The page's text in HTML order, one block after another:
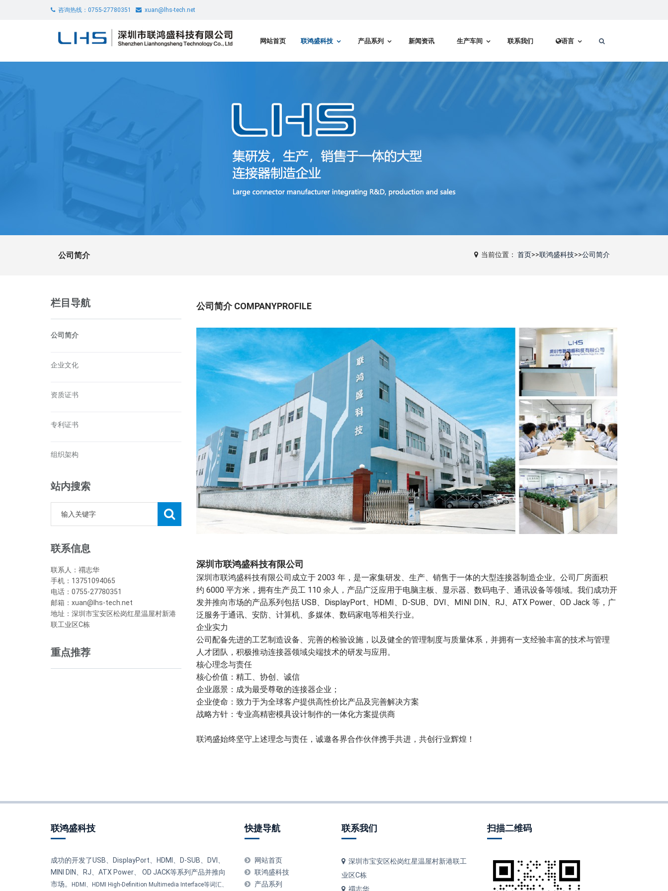
咨询热线：0755-27780351 xuan@lhs-tech.net
网站首页 联鸿盛科技 产品系列 新闻资讯 生产车间 联系我们 语言
公司简介 当前位置： 首页>>联鸿盛科技>>公司简介
栏目导航
公司简介
企业文化
资质证书
专利证书
组织架构
站内搜索
联系信息
联系人：禤志华
手机：13751094065
电话：0755-27780351
邮箱：xuan@lhs-tech.net
地址：深圳市宝安区松岗红星温屋村新港
联工业区C栋
重点推荐
公司简介 COMPANYPROFILE
深圳市联鸿盛科技有限公司
深圳市联鸿盛科技有限公司成立于 2003 年，是一家集研发、生产、销售于一体的大型连接器制造企业。公司厂房面积
约 6000 平方米，拥有生产员工 110 余人，产品广泛应用于电脑主板、显示器、数码电子、通讯设备等领域。我们成功开
发并推向市场的产品系列包括 USB、DisplayPort、HDMI、D-SUB、DVI、MINI DIN、RJ、ATX Power、OD Jack 等，广
泛服务于通讯、安防、计算机、多媒体、数码家电等相关行业。
企业实力
公司配备先进的工艺制造设备、完善的检验设施，以及健全的管理制度与质量体系，并拥有一支经验丰富的技术与管理
人才团队，积极推动连接器领域尖端技术的研发与应用。
核心理念与责任
核心价值：精工、协创、诚信
企业愿景：成为最受尊敬的连接器企业；
企业使命：致力于为全球客户提供高性价比产品及完善解决方案
战略方针：专业高精密模具设计制作的一体化方案提供商
联鸿盛始终坚守上述理念与责任，诚邀各界合作伙伴携手共进，共创行业辉煌！
联鸿盛科技
成功的开发了USB、DisplayPort、HDMI、D-SUB、DVI、
MINI DIN、RJ、ATX Power、 OD JACK等系列产品并推向
市场。
HDMI、HDMI High-Definition Multimedia Interface等词汇、
快捷导航
网站首页
联鸿盛科技
产品系列
联系我们
深圳市宝安区松岗红星温屋村新港联工
业区C栋
禤志华
扫描二维码